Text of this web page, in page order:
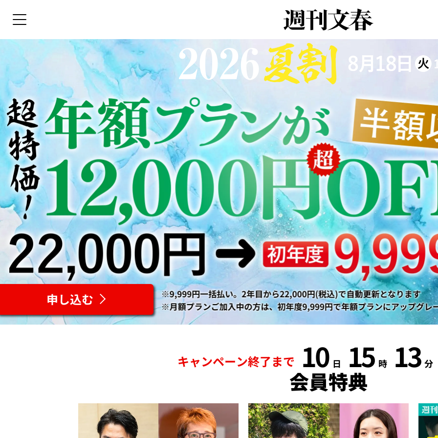
申し込む
キャンペーン終了まで 10 日 15 時 13 分
会員特典